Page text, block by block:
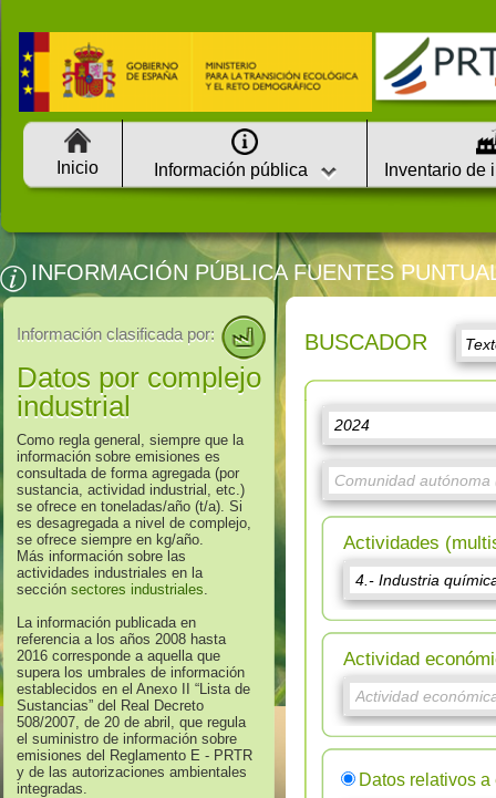
Inicio Información pública Inventario de
INFORMACIÓN PÚBLICA FUENTES
Información clasificada por:
Datos por complejo
industrial
Como regla general, siempre que la
información sobre emisiones es
consultada de forma agregada (por
sustancia, actividad industrial, etc.)
se ofrece en toneladas/año (t/a). Si
es desagregada a nivel de complejo,
se ofrece siempre en kg/año.
Más información sobre las
actividades industriales en la
sección sectores industriales.
La información publicada en
referencia a los años 2008 hasta
2016 corresponde a aquella que
supera los umbrales de información
establecidos en el Anexo II “Lista de
Sustancias” del Real Decreto
508/2007, de 20 de abril, que regula
el suministro de información sobre
emisiones del Reglamento E - PRTR
y de las autorizaciones ambientales
integradas.
BUSCADOR
Actividades
Actividad
Datos relativos